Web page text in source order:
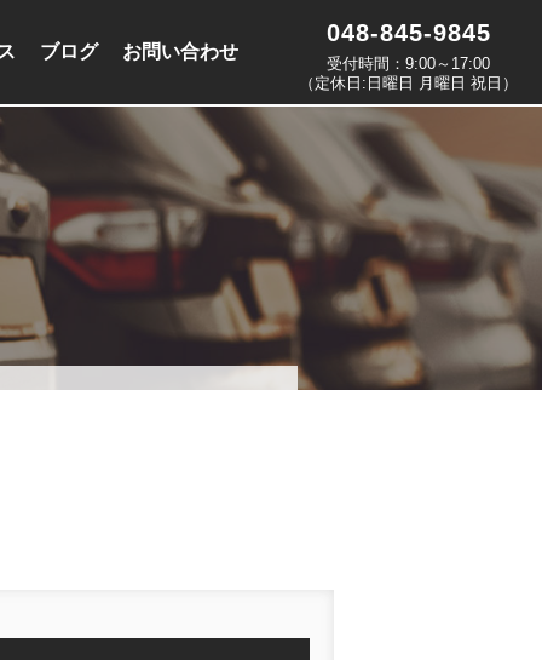
ブログ お問い合わせ
048-845-9845
受付時間：9:00～17:00
（定休日:日曜日 月曜日 祝日）